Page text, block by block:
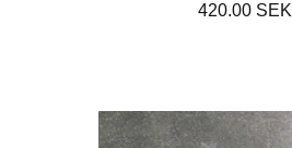
420.00 SEK